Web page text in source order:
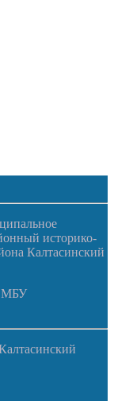
историко-
Калтасинский
МБУ